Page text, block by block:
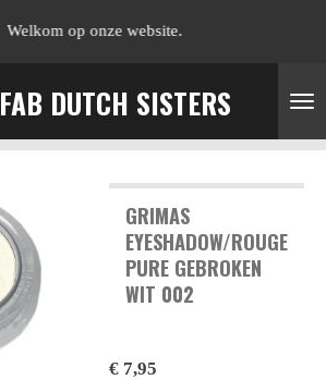
FAB DUTCH SISTERS
Welkom op onze website.
GRIMAS
EYESHADOW/ROUGE
PURE GEBROKEN
WIT 002
€ 7,95